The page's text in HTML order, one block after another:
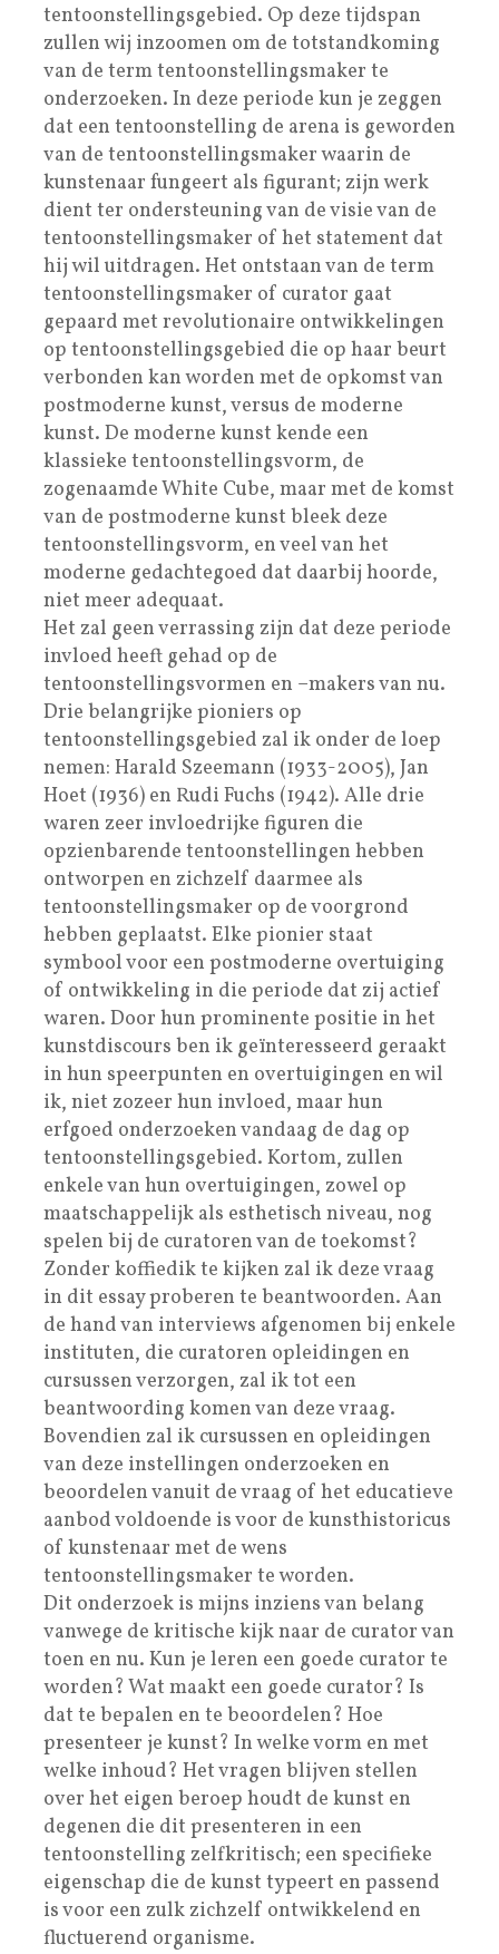
tentoonstellingsgebied. Op deze tijdspan
zullen wij inzoomen om de totstandkoming
van de term tentoonstellingsmaker te
onderzoeken. In deze periode kun je zeggen
dat een tentoonstelling de arena is geworden
van de tentoonstellingsmaker waarin de
kunstenaar fungeert als figurant; zijn werk
dient ter ondersteuning van de visie van de
tentoonstellingsmaker of het statement dat
hij wil uitdragen. Het ontstaan van de term
tentoonstellingsmaker of curator gaat
gepaard met revolutionaire ontwikkelingen
op tentoonstellingsgebied die op haar beurt
verbonden kan worden met de opkomst van
postmoderne kunst, versus de moderne
kunst. De moderne kunst kende een
klassieke tentoonstellingsvorm, de
zogenaamde White Cube, maar met de komst
van de postmoderne kunst bleek deze
tentoonstellingsvorm, en veel van het
moderne gedachtegoed dat daarbij hoorde,
niet meer adequaat.
Het zal geen verrassing zijn dat deze periode
invloed heeft gehad op de
tentoonstellingsvormen en –makers van nu.
Drie belangrijke pioniers op
tentoonstellingsgebied zal ik onder de loep
nemen: Harald Szeemann (1933-2005), Jan
Hoet (1936) en Rudi Fuchs (1942). Alle drie
waren zeer invloedrijke figuren die
opzienbarende tentoonstellingen hebben
ontworpen en zichzelf daarmee als
tentoonstellingsmaker op de voorgrond
hebben geplaatst. Elke pionier staat
symbool voor een postmoderne overtuiging
of ontwikkeling in die periode dat zij actief
waren. Door hun prominente positie in het
kunstdiscours ben ik geïnteresseerd geraakt
in hun speerpunten en overtuigingen en wil
ik, niet zozeer hun invloed, maar hun
erfgoed onderzoeken vandaag de dag op
tentoonstellingsgebied. Kortom, zullen
enkele van hun overtuigingen, zowel op
maatschappelijk als esthetisch niveau, nog
spelen bij de curatoren van de toekomst?
Zonder koffiedik te kijken zal ik deze vraag
in dit essay proberen te beantwoorden. Aan
de hand van interviews afgenomen bij enkele
instituten, die curatoren opleidingen en
cursussen verzorgen, zal ik tot een
beantwoording komen van deze vraag.
Bovendien zal ik cursussen en opleidingen
van deze instellingen onderzoeken en
beoordelen vanuit de vraag of het educatieve
aanbod voldoende is voor de kunsthistoricus
of kunstenaar met de wens
tentoonstellingsmaker te worden.
Dit onderzoek is mijns inziens van belang
vanwege de kritische kijk naar de curator van
toen en nu. Kun je leren een goede curator te
worden? Wat maakt een goede curator? Is
dat te bepalen en te beoordelen? Hoe
presenteer je kunst? In welke vorm en met
welke inhoud? Het vragen blijven stellen
over het eigen beroep houdt de kunst en
degenen die dit presenteren in een
tentoonstelling zelfkritisch; een specifieke
eigenschap die de kunst typeert en passend
is voor een zulk zichzelf ontwikkelend en
fluctuerend organisme.